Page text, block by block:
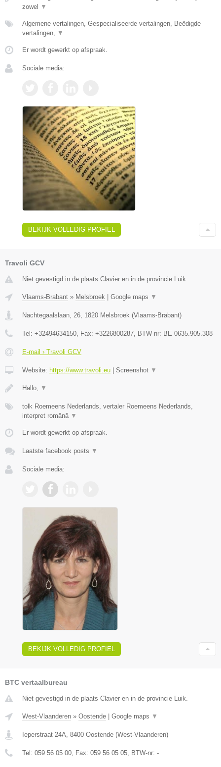
zowel ▼
Algemene vertalingen, Gespecialiseerde vertalingen, Beëdigde
vertalingen,
▼
Er wordt gewerkt op afspraak.
Sociale media:
BEKIJK VOLLEDIG PROFIEL
Travoli GCV
Niet gevestigd in de plaats Clavier en in de provincie Luik.
Vlaams-Brabant » Melsbroek | Google maps ▼
Nachtegaalslaan, 26 1820 Melsbroek (Vlaams-Brabant)
Tel: +32494634150 , Fax: +3226800287 , BTW-nr: BE 0635.905.308
E-mail › Travoli GCV
Website: https://www.travoli.eu | Screenshot ▼
Hallo, ▼
tolk Roemeens Nederlands, vertaler Roemeens Nederlands,
interpret română ▼
Er wordt gewerkt op afspraak.
Laatste facebook posts ▼
Sociale media:
BEKIJK VOLLEDIG PROFIEL
BTC vertaalbureau
Niet gevestigd in de plaats Clavier en in de provincie Luik.
West-Vlaanderen » Oostende Google maps ▼
Ieperstraat 24A, 8400 Oostende (West-Vlaanderen)
Tel: 059 56 05 00, Fax: 059 56 05 05, BTW-nr: -